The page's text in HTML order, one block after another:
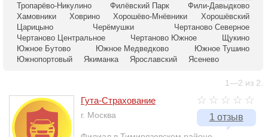
Тропарёво-Никулино Филёвский Парк
Фили-Давыдково
Хамовники
Ховрино Хорошёво-Мнёвники
Хорошёвский
Царицыно
Черёмушки
Чертаново Северное
Чертаново Центральное
Чертаново Южное
Щукино
Южное Бутово
Южное Медведково
Южное Тушино
Южнопортовый
Якиманка Ярославский Ясенево
1—2 из 2.
1 отзыв
Гута-Страхование
г. Москва